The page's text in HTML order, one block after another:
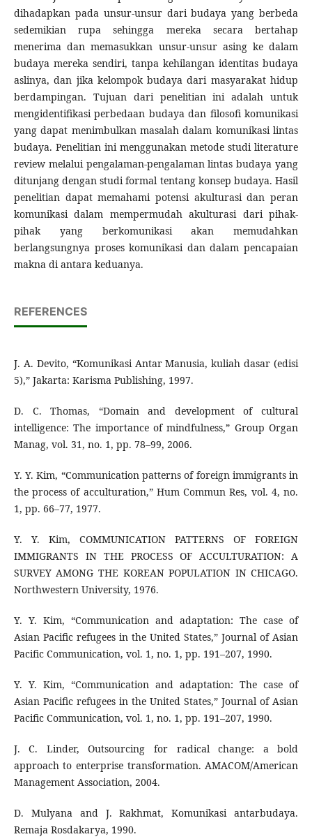
dihadapkan pada unsur-unsur dari budaya yang berbeda
sedemikian rupa sehingga mereka secara bertahap
menerima dan memasukkan unsur-unsur asing ke dalam
budaya mereka sendiri, tanpa kehilangan identitas budaya
aslinya, dan jika kelompok budaya dari masyarakat hidup
berdampingan. Tujuan dari penelitian ini adalah untuk
mengidentifikasi perbedaan budaya dan filosofi komunikasi
yang dapat menimbulkan masalah dalam komunikasi lintas
budaya. Penelitian ini menggunakan metode studi literature
review melalui pengalaman-pengalaman lintas budaya yang
ditunjang dengan studi formal tentang konsep budaya. Hasil
penelitian dapat memahami potensi akulturasi dan peran
komunikasi dalam mempermudah akulturasi dari pihak-
pihak yang berkomunikasi akan memudahkan
berlangsungnya proses komunikasi dan dalam pencapaian
makna di antara keduanya.
REFERENCES
J. A. Devito, “Komunikasi Antar Manusia, kuliah dasar (edisi
5),” Jakarta: Karisma Publishing, 1997.
D. C. Thomas, “Domain and development of cultural
intelligence: The importance of mindfulness,” Group Organ
Manag, vol. 31, no. 1, pp. 78–99, 2006.
Y. Y. Kim, “Communication patterns of foreign immigrants in
the process of acculturation,” Hum Commun Res, vol. 4, no.
1, pp. 66–77, 1977.
Y. Y. Kim, COMMUNICATION PATTERNS OF FOREIGN
IMMIGRANTS IN THE PROCESS OF ACCULTURATION: A
SURVEY AMONG THE KOREAN POPULATION IN CHICAGO.
Northwestern University, 1976.
Y. Y. Kim, “Communication and adaptation: The case of
Asian Pacific refugees in the United States,” Journal of Asian
Pacific Communication, vol. 1, no. 1, pp. 191–207, 1990.
Y. Y. Kim, “Communication and adaptation: The case of
Asian Pacific refugees in the United States,” Journal of Asian
Pacific Communication, vol. 1, no. 1, pp. 191–207, 1990.
J. C. Linder, Outsourcing for radical change: a bold
approach to enterprise transformation. AMACOM/American
Management Association, 2004.
D. Mulyana and J. Rakhmat, Komunikasi antarbudaya.
Remaja Rosdakarya, 1990.